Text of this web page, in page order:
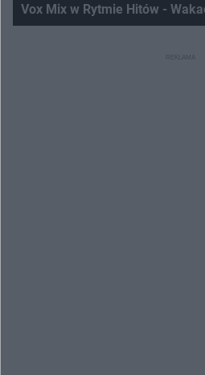
Vox Mix w Rytmie Hitów -